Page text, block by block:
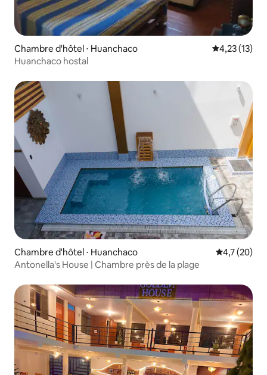
Chambre d'hôtel ⋅ Huanchaco Évaluation
4,23 (13)
Huanchaco hostal
Chambre d'hôtel ⋅ Huanchaco Évaluation
4,7 (20)
Antonella's House | Chambre près de la plage